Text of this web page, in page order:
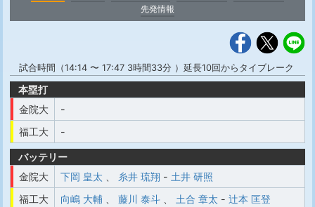
先発情報
試合時間（14:14 〜 17:47 3時間33分 ）延長10回からタイブレーク
本塁打
金院大
-
福工大
-
バッテリー
金院大
下岡 皇太 糸井 琉翔 - 土井 研照
福工大
向嶋 大輔 藤川 泰斗 土合 章太 - 辻本 匡登